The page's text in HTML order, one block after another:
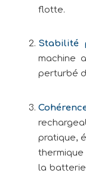
flotte.
Stabilité
machine
perturbé
pratique,
la